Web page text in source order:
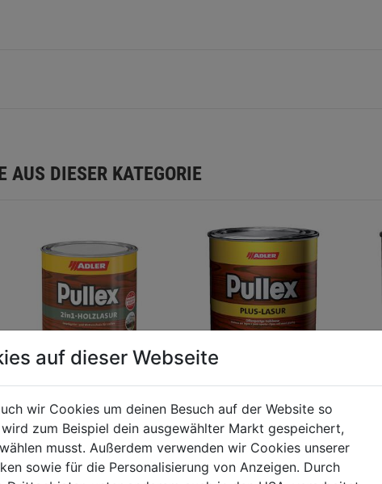
AUS DIESER KATEGORIE
Pullex2in1 Holzlasur
5L
0.0 (0)
0.0
Pullex-Plus W30
farblos
0.0 (0)
0.0
auf dieser Webseite
wir Cookies um deinen Besuch auf der Website so
zum Beispiel dein ausgewählter Markt gespeichert,
musst. Außerdem verwenden wir Cookies unserer
sowie für die Personalisierung von Anzeigen. Durch